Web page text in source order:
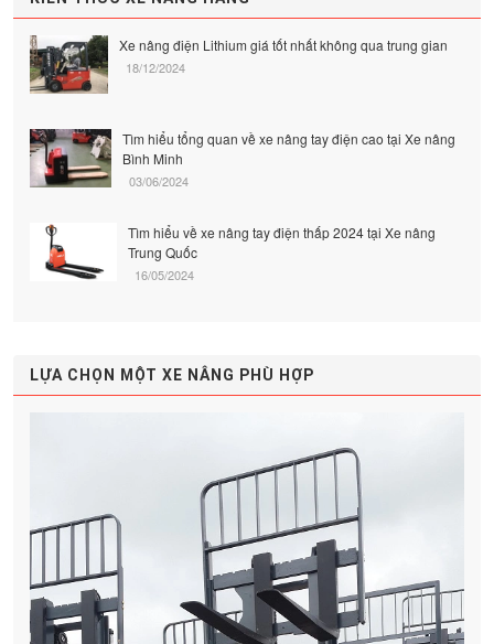
Xe nâng điện Lithium giá tốt nhất không qua trung gian
18/12/2024
Tìm hiểu tổng quan về xe nâng tay điện cao tại Xe nâng
Bình Minh
03/06/2024
Tìm hiểu về xe nâng tay điện thấp 2024 tại Xe nâng
Trung Quốc
16/05/2024
LỰA CHỌN MỘT XE NÂNG PHÙ HỢP